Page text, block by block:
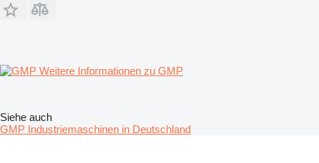
Weitere Informationen zu GMP
Siehe auch
GMP Industriemaschinen in Deutschland